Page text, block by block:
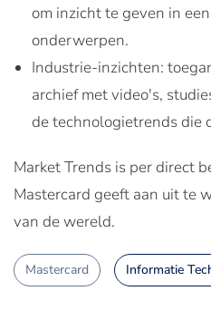
om inzicht te geven in
onderwerpen.
Industrie-inzichten:
archief met video's,
de technologietrends die
Market Trends is per direct
Mastercard geeft aan uit te
van de wereld.
Mastercard Informatie